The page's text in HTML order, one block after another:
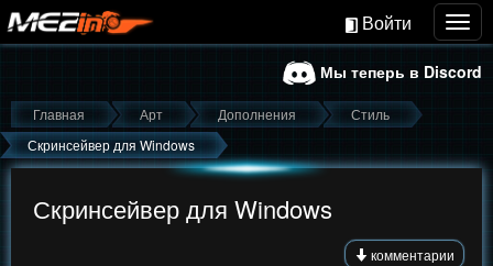
Войти
Мы теперь в Discord
Главная Арт Дополнения
Стиль
Скринсейвер для Windows
Скринсейвер для Windows
комментарии